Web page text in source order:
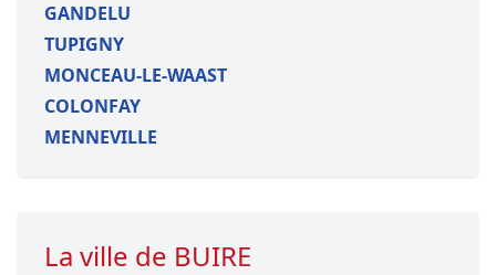
GANDELU
TUPIGNY
MONCEAU-LE-WAAST
COLONFAY
MENNEVILLE
La ville de BUIRE